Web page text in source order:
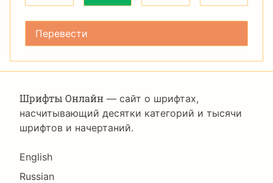
Шрифты Онлайн — сайт о шрифтах,
насчитывающий десятки категорий и тысячи
шрифтов и начертаний.
Language
English
Russian